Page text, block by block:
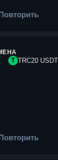
T TRC20 USDT